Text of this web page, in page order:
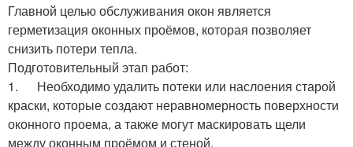
Главной целью обслуживания окон является
герметизация оконных проёмов, которая позволяет
снизить потери тепла.
Подготовительный этап работ:
1. Необходимо удалить потеки или наслоения старой
краски, которые создают неравномерность поверхности
оконного проема, а также могут маскировать щели
между оконным проёмом и стеной.